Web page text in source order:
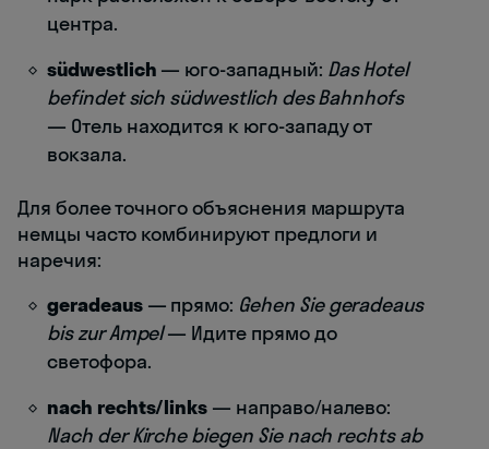
центра.
südwestlich — юго-западный: Das Hotel
befindet sich südwestlich des Bahnhofs
— Отель находится к юго-западу от
вокзала.
Для более точного объяснения маршрута
немцы часто комбинируют предлоги и
наречия:
geradeaus— прямо: Gehen Sie geradeaus
bis zur Ampel— Идите прямо до
светофора.
nach rechts/links — направо/налево:
Nach der Kirche biegen Sie nach rechts ab